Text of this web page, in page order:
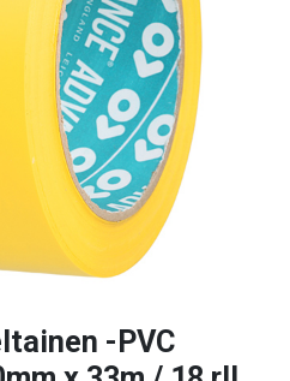
-PVC